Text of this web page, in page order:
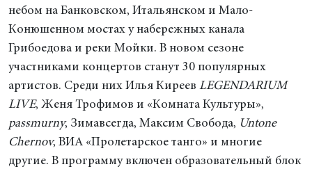
небом на Банковском, Итальянском и Мало-
Конюшенном мостах у набережных канала
Грибоедова и реки Мойки. В новом сезоне
участниками концертов станут 30 популярных
артистов. Среди них Илья Киреев LEGENDARIUM
LIVE, Женя Трофимов и «Комната Культуры»,
passmurny, Зимавсегда, Максим Свобода, Untone
Chernov, ВИА «Пролетарское танго» и многие
другие. В программу включен образовательный блок